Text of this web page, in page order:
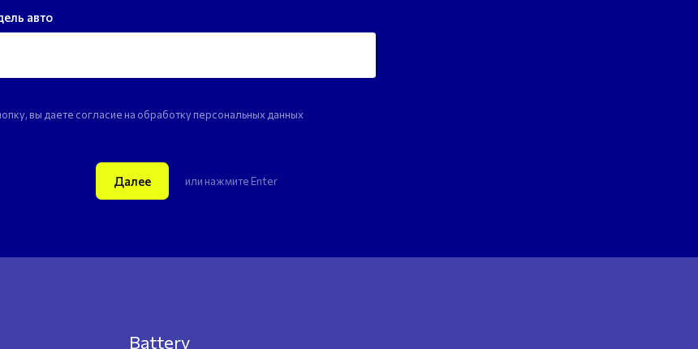
авто
вы даете согласие на обработку персональных данных
Далее или нажмите Enter